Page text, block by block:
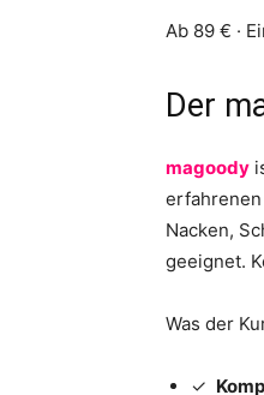
Ab 89 € ·
Der
magoody
erfahrenen
Nacken,
geeignet.
Was der
✓